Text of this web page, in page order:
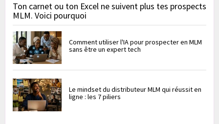
Ton carnet ou ton Excel ne suivent plus tes prospects
MLM. Voici pourquoi
Comment utiliser l'IA pour prospecter en MLM
sans être un expert tech
Le mindset du distributeur MLM qui réussit en
ligne : les 7 piliers